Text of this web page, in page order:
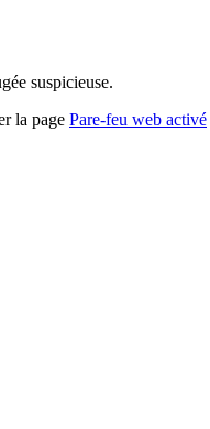
suspicieuse.
la page Pare-feu web activé